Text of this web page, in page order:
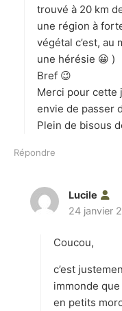
trouvé à 20 km
une région à
végétal c’est, au
une hérésie 😀 )
Bref 😉
Merci pour cette
envie de passer
Plein de bisous
Répondre
Lucile
i
24 janvier
Coucou,
c’est
immonde
en petits